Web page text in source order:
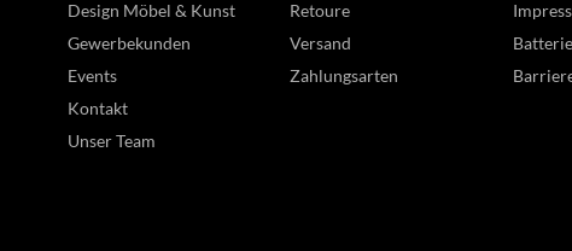
Design Möbel & Kunst
Gewerbekunden
Events
Kontakt
Unser Team
Retoure
Versand
Zahlungsarten